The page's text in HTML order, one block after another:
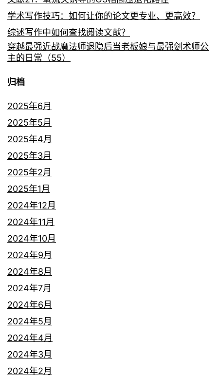
学术写作技巧：如何让你的论文更专业、更高效？
综述写作中如何查找阅读文献？
穿越最强近战魔法师退隐后当老板娘与最强剑术师公
主的日常（55）
归档
2025年6月
2025年5月
2025年4月
2025年3月
2025年2月
2025年1月
2024年12月
2024年11月
2024年10月
2024年9月
2024年8月
2024年7月
2024年6月
2024年5月
2024年4月
2024年3月
2024年2月